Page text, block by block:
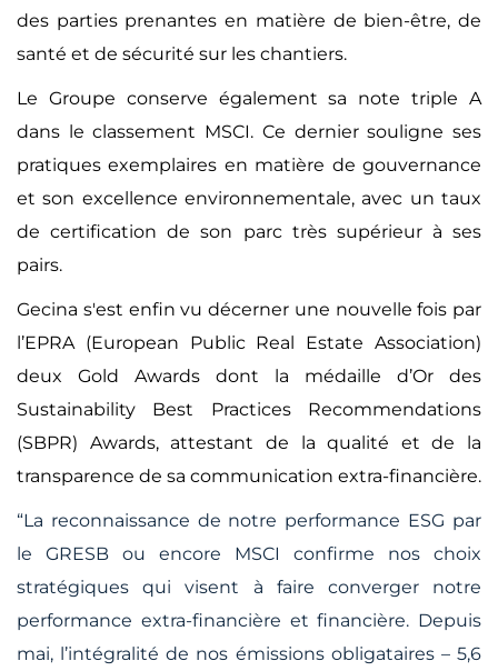
des parties prenantes en matière de bien-être, de
santé et de sécurité sur les chantiers.
Le Groupe conserve également sa note triple A
dans le classement MSCI. Ce dernier souligne ses
pratiques exemplaires en matière de gouvernance
et son excellence environnementale, avec un taux
de certification de son parc très supérieur à ses
pairs.
Gecina s'est enfin vu décerner une nouvelle fois par
l’EPRA (European Public Real Estate Association)
deux Gold Awards dont la médaille d’Or des
Sustainability Best Practices Recommendations
(SBPR) Awards, attestant de la qualité et de la
transparence de sa communication extra-financière.
“La reconnaissance de notre performance ESG par
le GRESB ou encore MSCI confirme nos choix
stratégiques qui visent à faire converger notre
performance extra-financière et financière. Depuis
mai, l’intégralité de nos émissions obligataires – 5,6